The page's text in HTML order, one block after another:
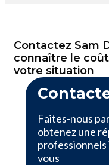
Contactez Sam
connaître le
votre situation
Faites-nous
obtenez une
professionnels
vous